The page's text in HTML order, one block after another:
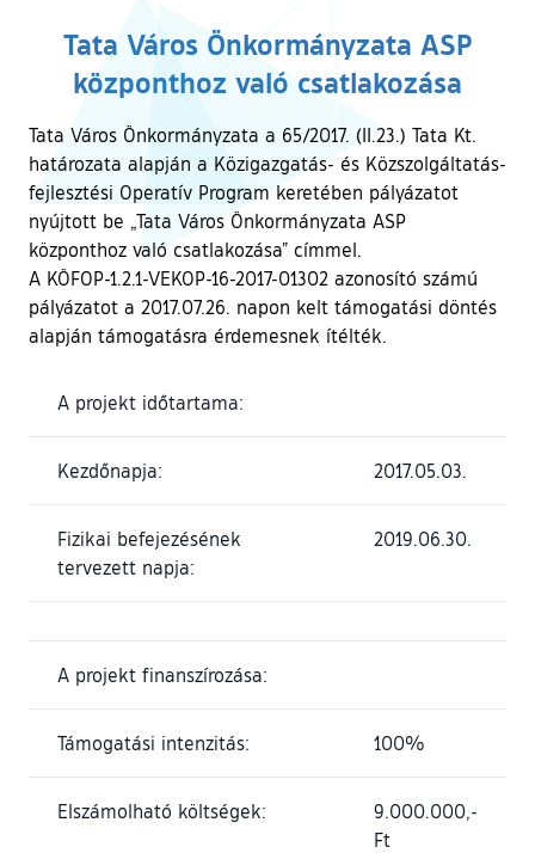
Tata Város Önkormányzata ASP
központhoz való csatlakozása
Tata Város Önkormányzata a 65/2017. (II.23.) Tata Kt.
határozata alapján a Közigazgatás- és Közszolgáltatás-
fejlesztési Operatív Program keretében pályázatot
nyújtott be „Tata Város Önkormányzata ASP
központhoz való csatlakozása” címmel.
A KÖFOP-1.2.1-VEKOP-16-2017-01302 azonosító számú
pályázatot a 2017.07.26. napon kelt támogatási döntés
alapján támogatásra érdemesnek ítélték.
A projekt időtartama:
Kezdőnapja: 2017.05.03.
Fizikai befejezésének
tervezett napja:
2019.06.30.
A projekt finanszírozása:
Támogatási intenzitás: 100%
Elszámolható költségek:
9.000.000,-
Ft